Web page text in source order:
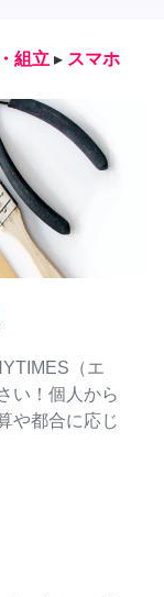
組立 ▸ スマホ
（エ
い！個人から
や都合に応じ